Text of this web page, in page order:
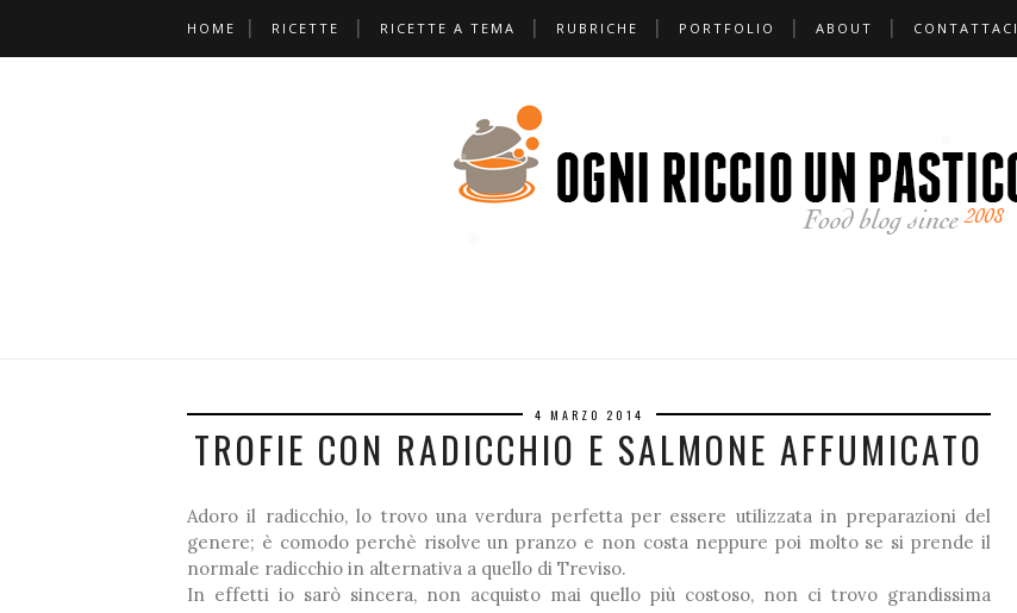
HOME RICETTE RICETTE A TEMA RUBRICHE PORTFOLIO ABOUT CONTATTACI
4 MARZO 2014
TROFIE CON RADICCHIO E SALMONE AFFUMICATO
Adoro il radicchio, lo trovo una verdura perfetta per essere utilizzata in preparazioni del
genere; è comodo perchè risolve un pranzo e non costa neppure poi molto se si prende il
normale radicchio in alternativa a quello di Treviso.
In effetti io sarò sincera, non acquisto mai quello più costoso, non ci trovo grandissima
❅